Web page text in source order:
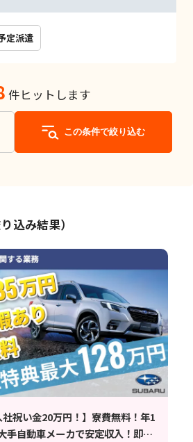
定派遣
件ヒットします
この条件で絞り込む
込み結果）
祝い金20万円！】寮費無料！年1
手自動車メーカで安定収入！即面